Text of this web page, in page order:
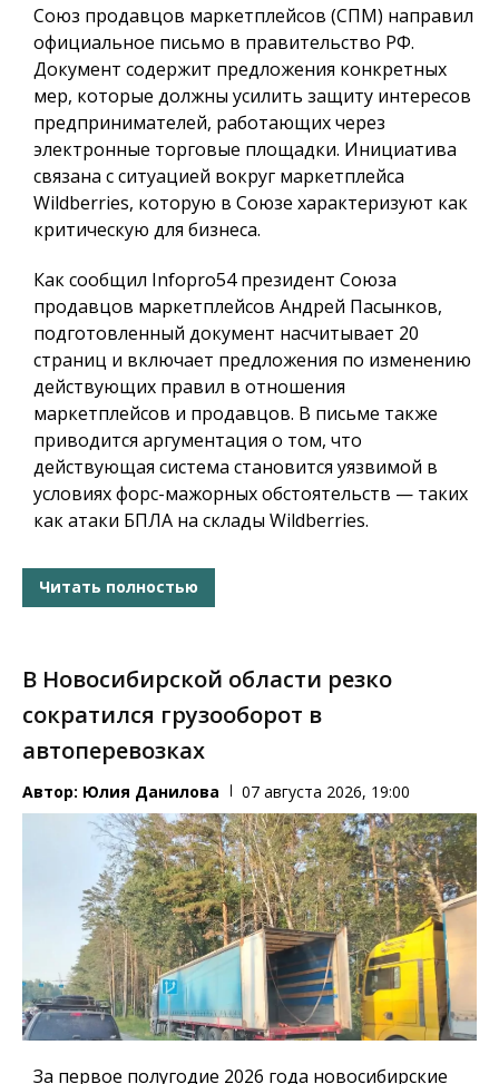
Союз продавцов маркетплейсов (СПМ) направил
официальное письмо в правительство РФ.
Документ содержит предложения конкретных
мер, которые должны усилить защиту интересов
предпринимателей, работающих через
электронные торговые площадки. Инициатива
связана с ситуацией вокруг маркетплейса
Wildberries, которую в Союзе характеризуют как
критическую для бизнеса.
Как сообщил Infopro54президент Союза
продавцов маркетплейсов Андрей Пасынков,
подготовленный документ насчитывает 20
страниц и включает предложения по изменению
действующих правил в отношения
маркетплейсов и продавцов. В письме также
приводится аргументация о том, что
действующая система становится уязвимой в
условиях форс-мажорных обстоятельств — таких
как атаки БПЛА на склады Wildberries.
Читать полностью
В Новосибирской области резко
сократился грузооборот в
автоперевозках
Автор: Юлия Данилова 07 августа 2026, 19:00
За первое полугодие 2026 года новосибирские